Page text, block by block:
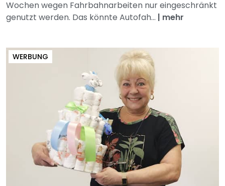
Wochen wegen Fahrbahnarbeiten nur eingeschränkt
genutzt werden. Das könnte Autofah... | mehr
WERBUNG